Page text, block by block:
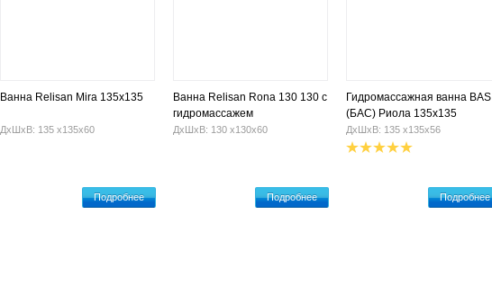
Ванна Relisan Mira 135х135
ДхШхВ: 135 х135х60
Подробнее
Ванна Relisan Rona 130 130 с
гидромассажем
ДхШхВ: 130 х130х60
Подробнее
Гидромассажная ванна BAS
(БАС) Риола 135х135
ДхШхВ: 135 х135х56
Подробнее